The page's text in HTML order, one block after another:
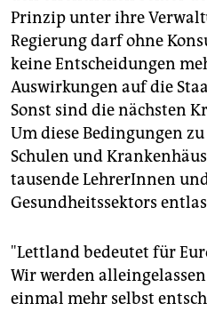
Prinzip unter ihre
Regierung darf ohne
keine Entscheidungen
Auswirkungen auf die
Sonst sind die nächsten
Um diese Bedingungen
Schulen und
tausende LehrerInnen
Gesundheitssektors
"Lettland bedeutet für
Wir werden
einmal mehr selbst